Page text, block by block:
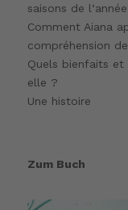
saisons de
Comment Aiana
compréhension
Quels bienfaits
elle ?
Une histoire
Zum Buch